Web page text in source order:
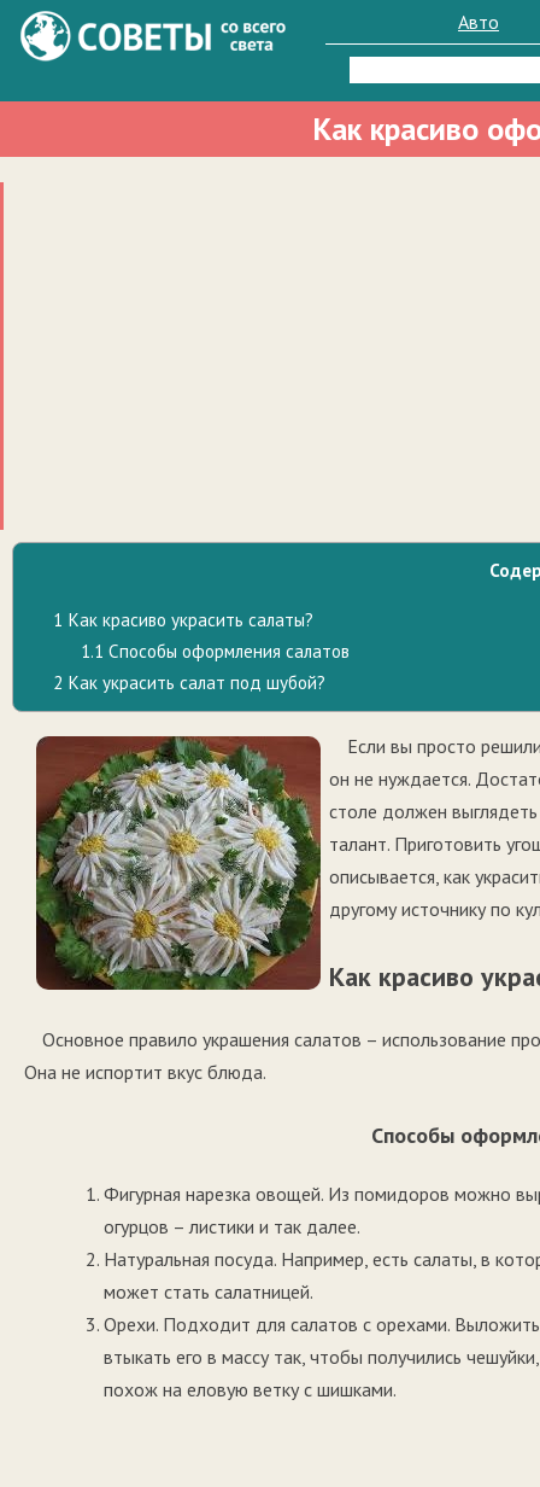
Авто
Найти:
Как красиво
1 Как красиво украсить салаты?
1.1 Способы оформления салатов
2 Как украсить салат под шубой?
Если вы просто
он не нуждается.
столе должен
талант. Приготовить
описывается, как
другому источнику по
Как красиво
Основное правило украшения салатов – использование
Она не испортит вкус блюда.
Способы
Фигурная нарезка овощей. Из помидоров можно
огурцов – листики и так далее.
Натуральная посуда. Например, есть салаты, в
может стать салатницей.
Орехи. Подходит для салатов с орехами.
втыкать его в массу так, чтобы получились
похож на еловую ветку с шишками.